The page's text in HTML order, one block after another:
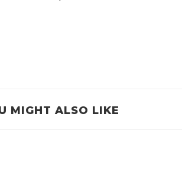
MIGHT ALSO LIKE